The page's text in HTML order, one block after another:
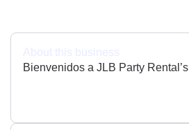
About this business
Bienvenidos a JLB Party Rental’s